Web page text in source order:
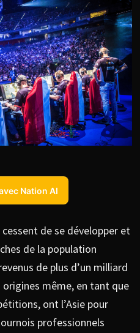
Nation AI
de se développer et
de la population
de plus d’un milliard
même, en tant que
ont l’Asie pour
professionnels